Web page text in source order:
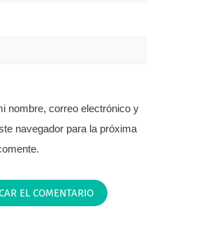
nombre, correo electrónico y
navegador para la próxima